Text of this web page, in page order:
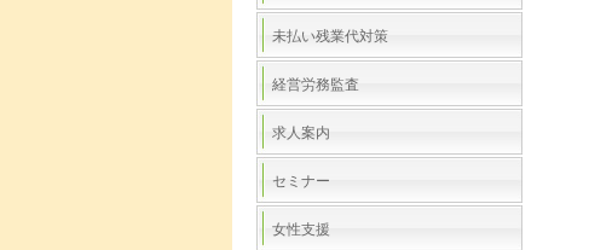
未払い残業代対策
経営労務監査
求人案内
セミナー
女性支援